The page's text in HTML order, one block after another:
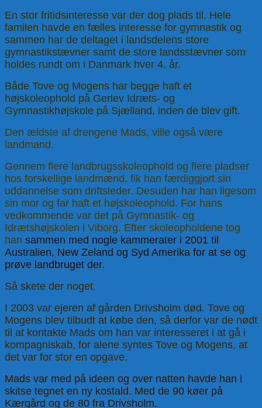
En stor fritidsinteresse var der dog plads til. Hele
familen havde en fælles interesse for gymnastik og
sammen har de deltaget i landsdelens store
gymnastikstævner samt de store landsstævner som
holdes rundt om i Danmark hver 4. år.
Både Tove og Mogens har begge haft et
højskoleophold på Gerlev Idræts- og
Gymnastikhøjskole på Sjælland, inden de blev gift.
Den ældste af drengene Mads, ville også være
landmand.
Gennem flere landbrugsskoleophold og flere pladser
hos forskellige landmænd, fik han færdiggjort sin
uddannelse som driftsleder. Desuden har han ligesom
sin mor og far haft et højskoleophold. For hans
vedkommende var det på Gymnastik- og
Idrætshøjskolen i Viborg. Efter skoleopholdene tog
han sammen med nogle kammerater i 2001 til
Australien, New Zeland og Syd Amerika for at se og
prøve landbruget der.
Så skete der noget.
I 2003 var ejeren af gården Drivsholm død. Tove og
Mogens blev tilbudt at købe den, så derfor var de nødt
til at kontakte Mads om han var interesseret i at gå i
kompagniskab, for alene syntes Tove og Mogens, at
det var for stor en opgave.
Mads var med på ideen og over natten havde han i
skitse tegnet en ny kostald. Med de 90 køer på
Kærgård og de 80 fra Drivsholm.